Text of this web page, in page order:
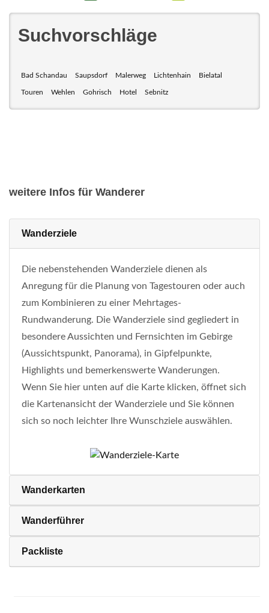
Suchvorschläge
Bad Schandau Saupsdorf Malerweg Lichtenhain Bielatal
Touren Wehlen Gohrisch Hotel Sebnitz
weitere Infos für Wanderer
Wanderziele
Die nebenstehenden Wanderziele dienen als
Anregung für die Planung von Tagestouren oder auch
zum Kombinieren zu einer Mehrtages-
Rundwanderung. Die Wanderziele sind gegliedert in
besondere Aussichten und Fernsichten im Gebirge
(Aussichtspunkt, Panorama), in Gipfelpunkte,
Highlights und bemerkenswerte Wanderungen.
Wenn Sie hier unten auf die Karte klicken, öffnet sich
die Kartenansicht der Wanderziele und Sie können
sich so noch leichter Ihre Wunschziele auswählen.
Wanderkarten
Wanderführer
Packliste